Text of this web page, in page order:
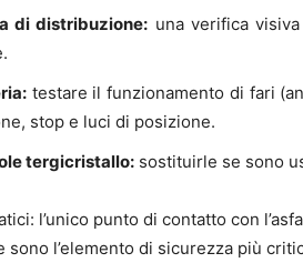
di distribuzione: una verifica
testare il funzionamento di fari
stop e luci di posizione.
tergicristallo: sostituirle se sono
l’unico punto di contatto con
sono l’elemento di sicurezza più